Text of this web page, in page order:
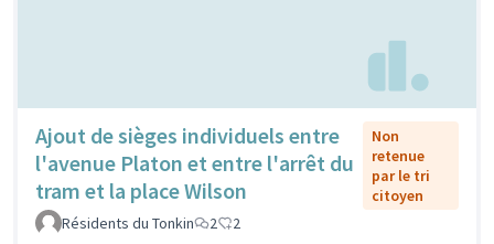
Ajout de sièges individuels entre
l'avenue Platon et entre l'arrêt du
tram et la place Wilson
Non
retenue
par le tri
citoyen
Résidents du Tonkin
2 2